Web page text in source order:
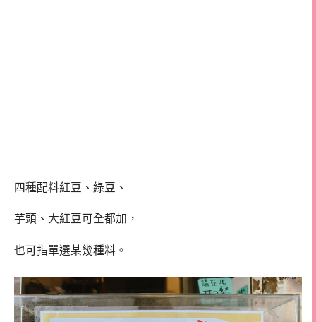
四種配料紅豆、綠豆、
芋頭、大紅豆可全都加，
也可指單選某幾種料。